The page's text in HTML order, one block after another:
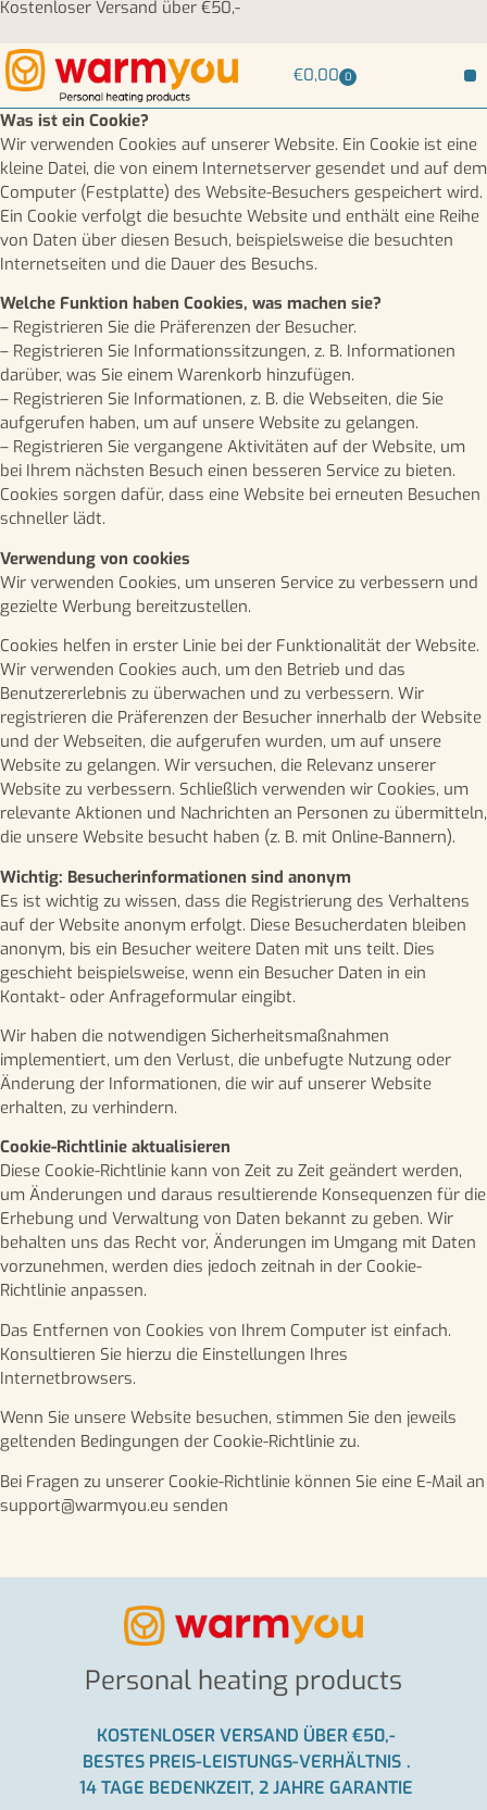
Kostenloser Versand über €50,-
€0,00 0
Was ist ein Cookie?
Wir verwenden Cookies auf unserer Website. Ein Cookie ist eine
kleine Datei, die von einem Internetserver gesendet und auf dem
Computer (Festplatte) des Website-Besuchers gespeichert wird.
Ein Cookie verfolgt die besuchte Website und enthält eine Reihe
von Daten über diesen Besuch, beispielsweise die besuchten
Internetseiten und die Dauer des Besuchs.
Welche Funktion haben Cookies, was machen sie?
– Registrieren Sie die Präferenzen der Besucher.
– Registrieren Sie Informationssitzungen, z. B. Informationen
darüber, was Sie einem Warenkorb hinzufügen.
– Registrieren Sie Informationen, z. B. die Webseiten, die Sie
aufgerufen haben, um auf unsere Website zu gelangen.
– Registrieren Sie vergangene Aktivitäten auf der Website, um
bei Ihrem nächsten Besuch einen besseren Service zu bieten.
Cookies sorgen dafür, dass eine Website bei erneuten Besuchen
schneller lädt.
Verwendung von cookies
Wir verwenden Cookies, um unseren Service zu verbessern und
gezielte Werbung bereitzustellen.
Cookies helfen in erster Linie bei der Funktionalität der Website.
Wir verwenden Cookies auch, um den Betrieb und das
Benutzererlebnis zu überwachen und zu verbessern. Wir
registrieren die Präferenzen der Besucher innerhalb der Website
und der Webseiten, die aufgerufen wurden, um auf unsere
Website zu gelangen. Wir versuchen, die Relevanz unserer
Website zu verbessern. Schließlich verwenden wir Cookies, um
relevante Aktionen und Nachrichten an Personen zu übermitteln,
die unsere Website besucht haben (z. B. mit Online-Bannern).
Wichtig: Besucherinformationen sind anonym
Es ist wichtig zu wissen, dass die Registrierung des Verhaltens
auf der Website anonym erfolgt. Diese Besucherdaten bleiben
anonym, bis ein Besucher weitere Daten mit uns teilt. Dies
geschieht beispielsweise, wenn ein Besucher Daten in ein
Kontakt- oder Anfrageformular eingibt.
Wir haben die notwendigen Sicherheitsmaßnahmen
implementiert, um den Verlust, die unbefugte Nutzung oder
Änderung der Informationen, die wir auf unserer Website
erhalten, zu verhindern.
Cookie-Richtlinie aktualisieren
Diese Cookie-Richtlinie kann von Zeit zu Zeit geändert werden,
um Änderungen und daraus resultierende Konsequenzen für die
Erhebung und Verwaltung von Daten bekannt zu geben. Wir
behalten uns das Recht vor, Änderungen im Umgang mit Daten
vorzunehmen, werden dies jedoch zeitnah in der Cookie-
Richtlinie anpassen.
Das Entfernen von Cookies von Ihrem Computer ist einfach.
Konsultieren Sie hierzu die Einstellungen Ihres
Internetbrowsers.
Wenn Sie unsere Website besuchen, stimmen Sie den jeweils
geltenden Bedingungen der Cookie-Richtlinie zu.
Bei Fragen zu unserer Cookie-Richtlinie können Sie eine E-Mail an
support@warmyou.eu senden
Personal heating products
KOSTENLOSER VERSAND ÜBER €50,-
BESTES PREIS-LEISTUNGS-VERHÄLTNIS .
14 TAGE BEDENKZEIT, 2 JAHRE GARANTIE